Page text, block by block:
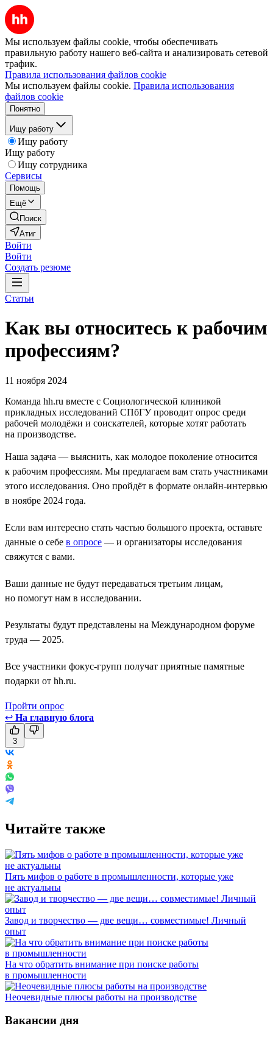
Мы используем файлы cookie, чтобы обеспечивать
правильную работу нашего веб-сайта и анализировать сетевой
трафик.
Правила использования файлов cookie
Мы используем файлы cookie. Правила использования
файлов cookie
Понятно
Ищу работу
Ищу работу
Ищу работу
Ищу сотрудника
Сервисы
Помощь
Ещё
Поиск
Атиг
Войти
Войти
Создать резюме
Статьи
Как вы относитесь к рабочим
профессиям?
11 ноября 2024
Команда hh.ru вместе с Социологической клиникой
прикладных исследований СПбГУ проводит опрос среди
рабочей молодёжи и соискателей, которые хотят работать
на производстве.
Наша задача — выяснить, как молодое поколение относится
к рабочим профессиям. Мы предлагаем вам стать участниками
этого исследования. Оно пройдёт в формате онлайн-интервью
в ноябре 2024 года.
Если вам интересно стать частью большого проекта, оставьте
данные о себе в опросе — и организаторы исследования
свяжутся с вами.
Ваши данные не будут передаваться третьим лицам,
но помогут нам в исследовании.
Результаты будут представлены на Международном форуме
труда — 2025.
Все участники фокус-групп получат приятные памятные
подарки от hh.ru.
Пройти опрос
↩ На главную блога
3
Читайте также
Пять мифов о работе в промышленности, которые уже
не актуальны
Завод и творчество — две вещи… совместимые! Личный
опыт
На что обратить внимание при поиске работы
в промышленности
Неочевидные плюсы работы на производстве
Вакансии дня